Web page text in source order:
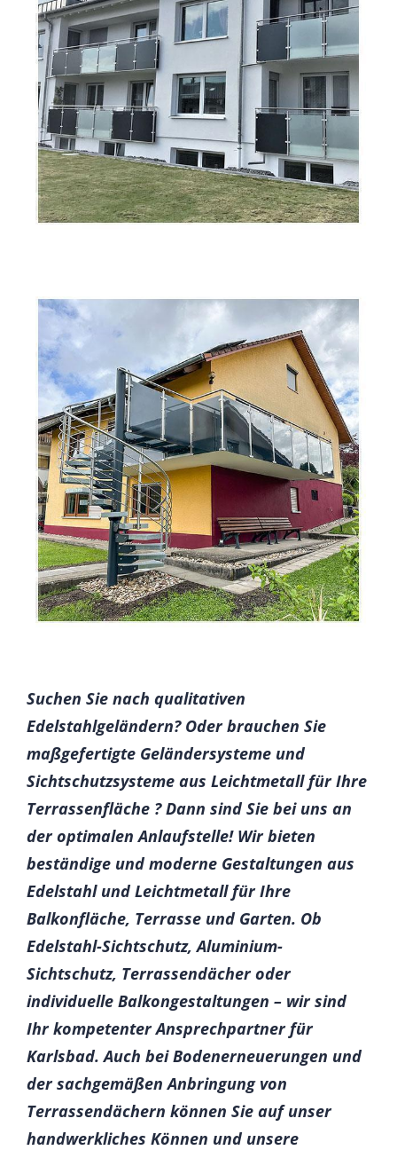
Suchen Sie nach qualitativen
Edelstahlgeländern? Oder brauchen Sie
maßgefertigte Geländersysteme und
Sichtschutzsysteme aus Leichtmetall für Ihre
Terrassenfläche ? Dann sind Sie bei uns an
der optimalen Anlaufstelle! Wir bieten
beständige und moderne Gestaltungen aus
Edelstahl und Leichtmetall für Ihre
Balkonfläche, Terrasse und Garten. Ob
Edelstahl-Sichtschutz, Aluminium-
Sichtschutz, Terrassendächer oder
individuelle Balkongestaltungen – wir sind
Ihr kompetenter Ansprechpartner für
Karlsbad. Auch bei Bodenerneuerungen und
der sachgemäßen Anbringung von
Terrassendächern können Sie auf unser
handwerkliches Können und unsere